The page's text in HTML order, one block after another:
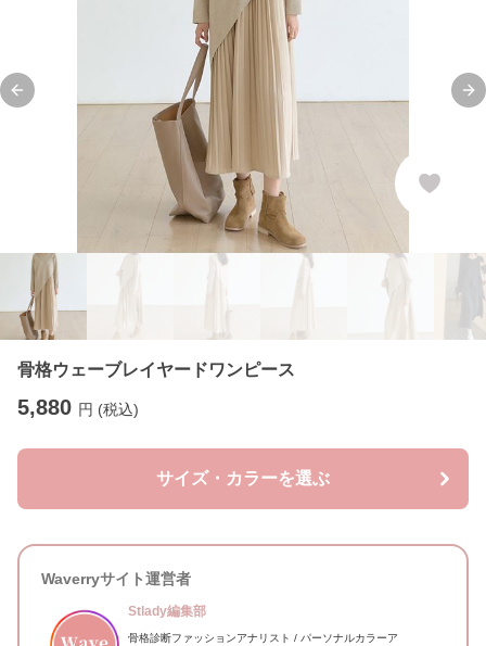
Previous slide
骨格ウェーブレイヤードワンピース
5,880 円 (税込)
サイズ・カラーを選ぶ
Waverryサイト運営者
Stlady編集部
骨格診断ファッションアナリスト / パーソナルカラーア